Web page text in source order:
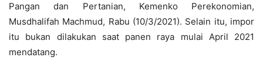
Pangan dan Pertanian, Kemenko Perekonomian,
Musdhalifah Machmud, Rabu (10/3/2021). Selain itu, impor
itu bukan dilakukan saat panen raya mulai April 2021
mendatang.